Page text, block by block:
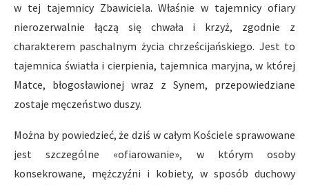
w tej tajemnicy Zbawiciela. Właśnie w tajemnicy ofiary
nierozerwalnie łączą się chwała i krzyż, zgodnie z
charakterem paschalnym życia chrześcijańskiego. Jest to
tajemnica światła i cierpienia, tajemnica maryjna, w której
Matce, błogosławionej wraz z Synem, przepowiedziane
zostaje męczeństwo duszy.
Można by powiedzieć, że dziś w całym Kościele sprawowane
jest szczególne «ofiarowanie», w którym osoby
konsekrowane, mężczyźni i kobiety, w sposób duchowy